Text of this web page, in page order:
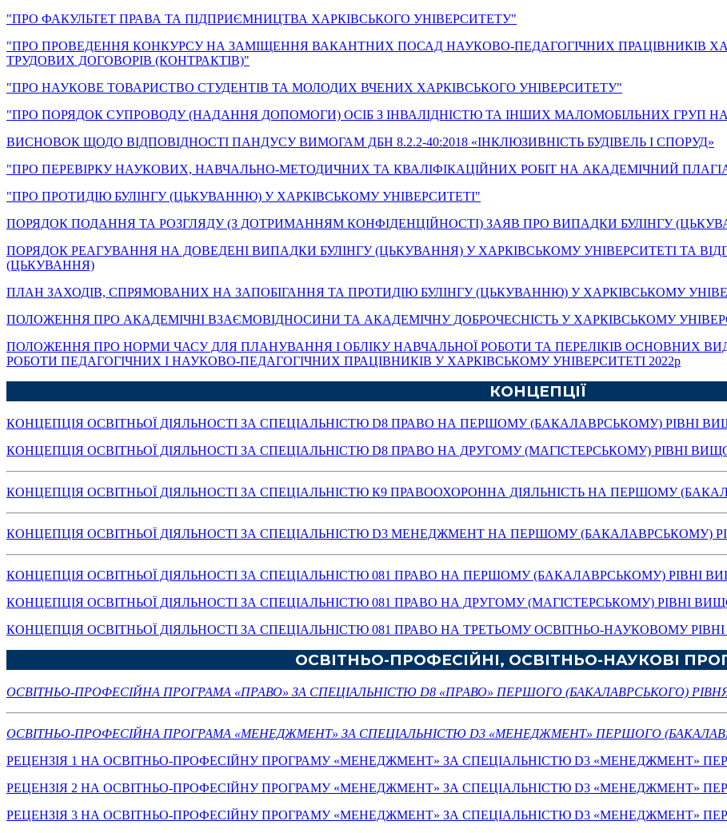
"ПРО ФАКУЛЬТЕТ ПРАВА ТА ПІДПРИЄМНИЦТВА ХАРКІВСЬКОГО УНІВЕРСИТЕТУ"
"ПРО ПРОВЕДЕННЯ КОНКУРСУ НА ЗАМІЩЕННЯ ВАКАНТНИХ ПОСАД НАУКОВО-ПЕДАГОГІЧНИХ ПРАЦІВНИКІВ
ТРУДОВИХ ДОГОВОРІВ (КОНТРАКТІВ)"
"ПРО НАУКОВЕ ТОВАРИСТВО СТУДЕНТІВ ТА МОЛОДИХ ВЧЕНИХ ХАРКІВСЬКОГО УНІВЕРСИТЕТУ"
"ПРО ПОРЯДОК СУПРОВОДУ (НАДАННЯ ДОПОМОГИ) ОСІБ З ІНВАЛІДНІСТЮ ТА ІНШИХ МАЛОМОБІЛЬНИХ ГРУП
ВИСНОВОК ЩОДО ВІДПОВІДНОСТІ ПАНДУСУ ВИМОГАМ ДБН 8.2.2-40:2018 «ІНКЛЮЗИВНІСТЬ БУДІВЕЛЬ І СПОРУД»
"ПРО ПЕРЕВІРКУ НАУКОВИХ, НАВЧАЛЬНО-МЕТОДИЧНИХ ТА КВАЛІФІКАЦІЙНИХ РОБІТ НА АКАДЕМІЧНИЙ
"ПРО ПРОТИДІЮ БУЛІНГУ (ЦЬКУВАННЮ) У ХАРКІВСЬКОМУ УНІВЕРСИТЕТІ"
ПОРЯДОК ПОДАННЯ ТА РОЗГЛЯДУ (З ДОТРИМАННЯМ КОНФІДЕНЦІЙНОСТІ) ЗАЯВ ПРО ВИПАДКИ БУЛІНГУ
ПОРЯДОК РЕАГУВАННЯ НА ДОВЕДЕНІ ВИПАДКИ БУЛІНГУ (ЦЬКУВАННЯ) У ХАРКІВСЬКОМУ УНІВЕРСИТЕТІ ТА
(ЦЬКУВАННЯ)
ПЛАН ЗАХОДІВ, СПРЯМОВАНИХ НА ЗАПОБІГАННЯ ТА ПРОТИДІЮ БУЛІНГУ (ЦЬКУВАННЮ) У ХАРКІВСЬКОМУ
ПОЛОЖЕННЯ ПРО АКАДЕМІЧНІ ВЗАЄМОВІДНОСИНИ ТА АКАДЕМІЧНУ ДОБРОЧЕСНІСТЬ У ХАРКІВСЬКОМУ
ПОЛОЖЕННЯ ПРО НОРМИ ЧАСУ ДЛЯ ПЛАНУВАННЯ І ОБЛІКУ НАВЧАЛЬНОЇ РОБОТИ ТА ПЕРЕЛІКІВ ОСНОВНИХ
РОБОТИ ПЕДАГОГІЧНИХ І НАУКОВО-ПЕДАГОГІЧНИХ ПРАЦІВНИКІВ У ХАРКІВСЬКОМУ УНІВЕРСИТЕТІ 2022р
КОНЦЕПЦІЇ
КОНЦЕПЦІЯ ОСВІТНЬОЇ ДІЯЛЬНОСТІ ЗА СПЕЦІАЛЬНІСТЮ D8 ПРАВО НА ПЕРШОМУ (БАКАЛАВРСЬКОМУ) РІВНІ
КОНЦЕПЦІЯ ОСВІТНЬОЇ ДІЯЛЬНОСТІ ЗА СПЕЦІАЛЬНІСТЮ D8 ПРАВО НА ДРУГОМУ (МАГІСТЕРСЬКОМУ) РІВНІ
КОНЦЕПЦІЯ ОСВІТНЬОЇ ДІЯЛЬНОСТІ ЗА СПЕЦІАЛЬНІСТЮ К9 ПРАВООХОРОННА ДІЯЛЬНІСТЬ НА ПЕРШОМУ
КОНЦЕПЦІЯ ОСВІТНЬОЇ ДІЯЛЬНОСТІ ЗА СПЕЦІАЛЬНІСТЮ D3 МЕНЕДЖМЕНТ НА ПЕРШОМУ (БАКАЛАВРСЬКОМУ)
КОНЦЕПЦІЯ ОСВІТНЬОЇ ДІЯЛЬНОСТІ ЗА СПЕЦІАЛЬНІСТЮ 081 ПРАВО НА ПЕРШОМУ (БАКАЛАВРСЬКОМУ) РІВНІ
КОНЦЕПЦІЯ ОСВІТНЬОЇ ДІЯЛЬНОСТІ ЗА СПЕЦІАЛЬНІСТЮ 081 ПРАВО НА ДРУГОМУ (МАГІСТЕРСЬКОМУ) РІВНІ
КОНЦЕПЦІЯ ОСВІТНЬОЇ ДІЯЛЬНОСТІ ЗА СПЕЦІАЛЬНІСТЮ 081 ПРАВО НА ТРЕТЬОМУ ОСВІТНЬО-НАУКОВОМУ
ОСВІТНЬО-ПРОФЕСІЙНІ, ОСВІТНЬО-НАУКОВІ
ОСВІТНЬО-ПРОФЕСІЙНА ПРОГРАМА «ПРАВО» ЗА СПЕЦІАЛЬНІСТЮ D8 «ПРАВО» ПЕРШОГО (БАКАЛАВРСЬКОГО)
ОСВІТНЬО-ПРОФЕСІЙНА ПРОГРАМА «МЕНЕДЖМЕНТ» ЗА СПЕЦІАЛЬНІСТЮ D3 «МЕНЕДЖМЕНТ» ПЕРШОГО
РЕЦЕНЗІЯ 1 НА ОСВІТНЬО-ПРОФЕСІЙНУ ПРОГРАМУ «МЕНЕДЖМЕНТ» ЗА СПЕЦІАЛЬНІСТЮ D3 «МЕНЕДЖМЕНТ»
РЕЦЕНЗІЯ 2 НА ОСВІТНЬО-ПРОФЕСІЙНУ ПРОГРАМУ «МЕНЕДЖМЕНТ» ЗА СПЕЦІАЛЬНІСТЮ D3 «МЕНЕДЖМЕНТ»
РЕЦЕНЗІЯ 3 НА ОСВІТНЬО-ПРОФЕСІЙНУ ПРОГРАМУ «МЕНЕДЖМЕНТ» ЗА СПЕЦІАЛЬНІСТЮ D3 «МЕНЕДЖМЕНТ»